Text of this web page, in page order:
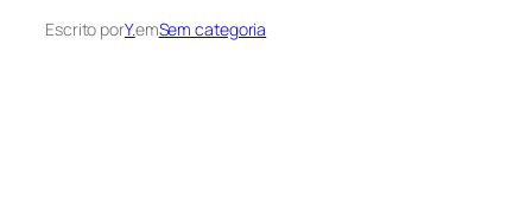
Escrito porY.emSem categoria